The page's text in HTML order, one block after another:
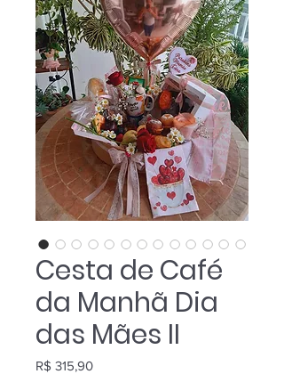
Cesta de Café
da Manhã Dia
das Mães II
R$ 315,90Preço